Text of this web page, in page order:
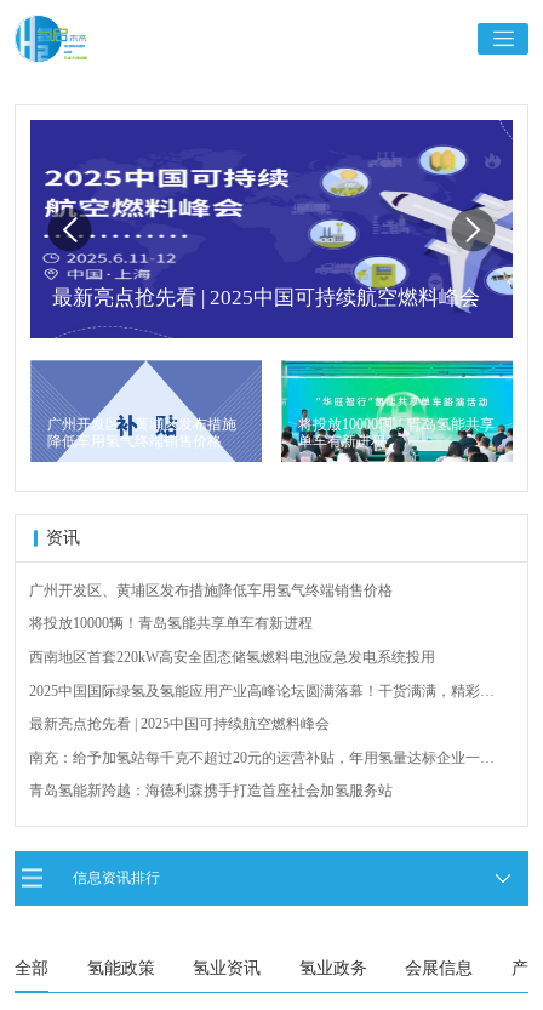
最新亮点抢先看 | 2025中国可持续航空燃料峰会
广州开发区、黄埔区发布措施
降低车用氢气终端销售价格
将投放10000辆！青岛氢能共享
单车有新进程
资讯
广州开发区、黄埔区发布措施降低车用氢气终端销售价格
将投放10000辆！青岛氢能共享单车有新进程
西南地区首套220kW高安全固态储氢燃料电池应急发电系统投用
2025中国国际绿氢及氢能应用产业高峰论坛圆满落幕！干货满满，精彩瞬
最新亮点抢先看 | 2025中国可持续航空燃料峰会
南充：给予加氢站每千克不超过20元的运营补贴，年用氢量达标企业一次
青岛氢能新跨越：海德利森携手打造首座社会加氢服务站
全球首台套！240吨氢能矿用刚性自卸车联合开发协议签署暨项目阶段开发
荷兰氢能产业联盟到访天德工业装备，与市区相关领导就威海文登区氢能
信息资讯排行
全部 氢能政策 氢业资讯 氢业政务 会展信息 产